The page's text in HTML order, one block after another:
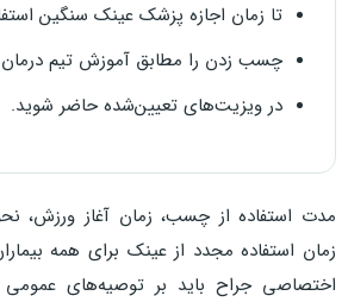
تا زمان اجازه پزشک عینک سنگین
چسب زدن را مطابق آموزش تیم درمان
در ویزیت‌های تعیین‌شده حاضر شوید.
مدت استفاده از چسب، زمان آغاز ورزش،
زمان استفاده مجدد از عینک برای همه
اختصاصی جراح باید بر توصیه‌های عمومی